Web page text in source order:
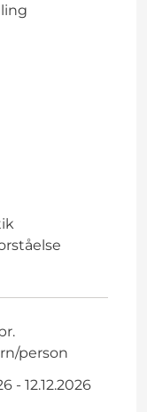
person
- 12.12.2026